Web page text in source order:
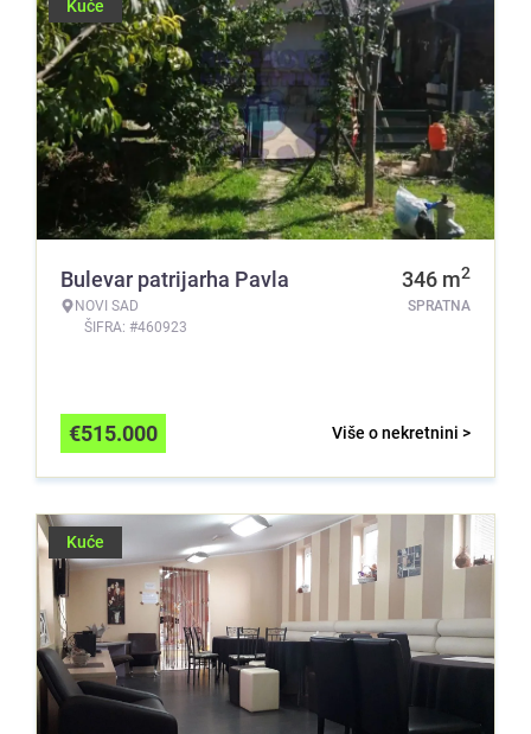
Kuće
Bulevar patrijarha Pavla
NOVI SAD
ŠIFRA: #460923
346 m2
SPRATNA
Više o nekretnini >
€515.000
Kuće